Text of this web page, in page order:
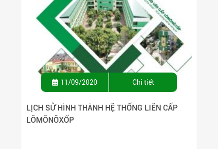
11/09/2020 Chi tiết
LỊCH SỬ HÌNH THÀNH HỆ THỐNG LIÊN CẤP
LÔMÔNÔXỐP